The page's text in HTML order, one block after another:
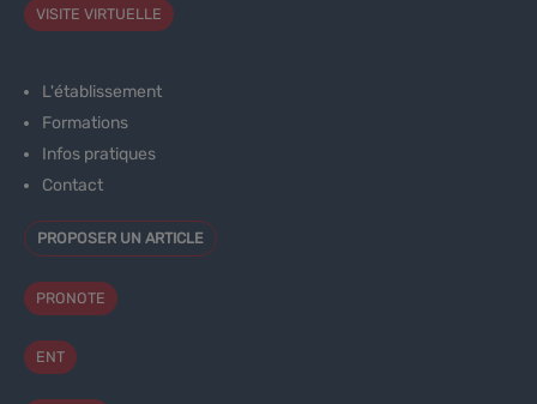
VISITE VIRTUELLE
L'établissement
Formations
Infos pratiques
Contact
PROPOSER UN ARTICLE
PRONOTE
ENT